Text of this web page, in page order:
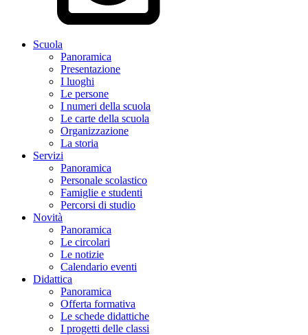
Scuola
Panoramica
Presentazione
I luoghi
Le persone
I numeri della scuola
Le carte della scuola
Organizzazione
La storia
Servizi
Panoramica
Personale scolastico
Famiglie e studenti
Percorsi di studio
Novità
Panoramica
Le circolari
Le notizie
Calendario eventi
Didattica
Panoramica
Offerta formativa
Le schede didattiche
I progetti delle classi